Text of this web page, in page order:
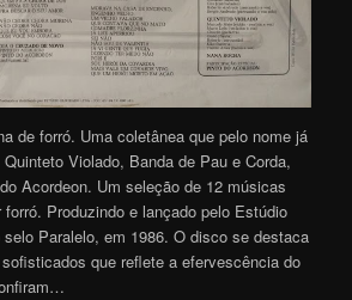
de forró. Uma coletânea que pelo nome já
Violado, Banda de Pau e Corda,
Acordeon. Um seleção de 12 músicas
forró. Produzindo e lançado pelo Estúdio
Paralelo, em 1986. O disco se destaca
que reflete a efervescência do